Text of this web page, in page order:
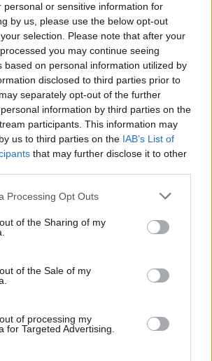
personal or sensitive information for
by us, please use the below opt-out
selection. Please note that after your
you may continue seeing
based on personal information utilized by
disclosed to third parties prior to
separately opt-out of the further
information by third parties on the
participants. This information may
us to third parties on the IAB’s List of
that may further disclose it to other
website/app uses one or more Google
or usage behaviour. You may click to
to Google and its third-party tags to
specified purposes in below Google
Processing Opt Outs
of the Sharing of my
of the Sale of my
of processing my
for Targeted Advertising.